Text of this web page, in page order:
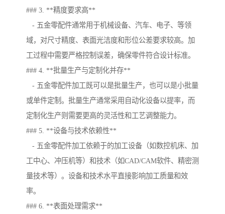
### 3. **精度要求高**
- 五金零配件通常用于机械设备、汽车、电子、等领
域，对尺寸精度、表面光洁度和形位公差要求较高。加
工过程中需要严格控制误差，确保零件符合设计标准。
### 4. **批量生产与定制化并存**
- 五金零配件加工既可以是批量生产，也可以是小批量
或单件定制。批量生产通常采用自动化设备以提率，而
定制化生产则需要更高的灵活性和工艺调整能力。
### 5. **设备与技术依赖性**
- 五金零配件加工依赖于的加工设备（如数控机床、加
工中心、冲压机等）和技术（如CAD/CAM软件、精密测
量技术等）。设备和技术水平直接影响加工质量和效
率。
### 6. **表面处理需求**